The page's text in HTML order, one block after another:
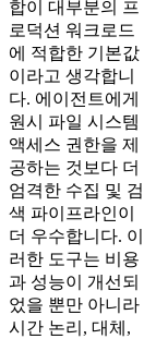
합이 대부분의 프
로덕션 워크로드
에 적합한 기본값
이라고 생각합니
다. 에이전트에게
원시 파일 시스템
액세스 권한을 제
공하는 것보다 더
엄격한 수집 및 검
색 파이프라인이
더 우수합니다. 이
러한 도구는 비용
과 성능이 개선되
었을 뿐만 아니라
시간 논리, 대체,